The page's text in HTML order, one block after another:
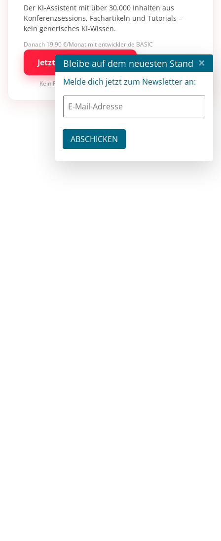
Der KI-Assistent mit über 30.000 Inhalten aus
Konferenzsessions, Fachartikeln und Tutorials –
kein generisches KI-Wissen.
Danach 19,90 €/Monat mit entwickler.de BASIC
Jetzt kostenlos testen
Kein Risiko · jederzeit kündbar
Bleibe auf dem neuesten Stand ×
Melde dich jetzt zum Newsletter an: